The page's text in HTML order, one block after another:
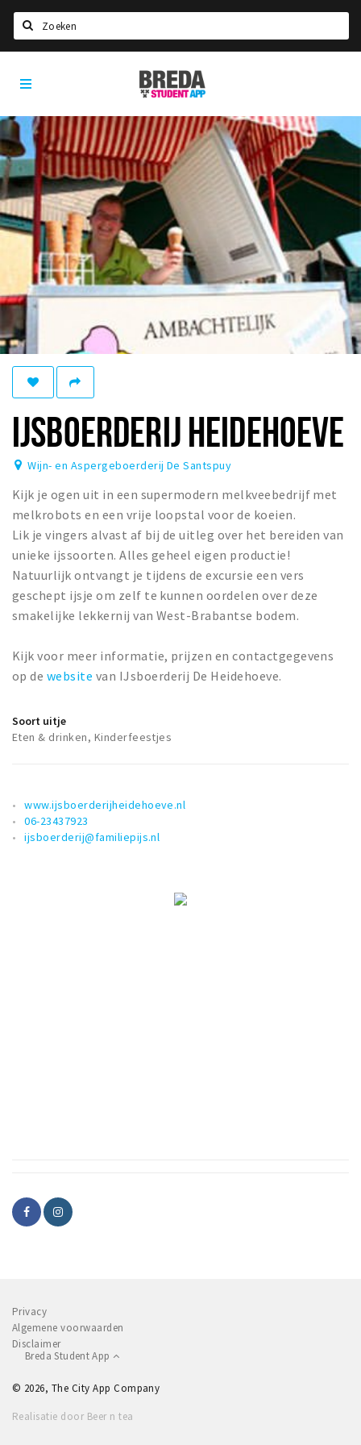
HOME
STUDEREN
Voel je thuis in Breda | GoodMood
Welkom in Breda
Studentenverenigingen
Studentenraad
Studentenroutes
New in town? Check FAQ!
WONEN
Woonruimte
Inschrijven gemeente
Zorgverzekering
Huisarts en eerste hulp
Q&A
KORTING
Breda Student Shop
Draai aan het rad!
VRIJE TIJD
Nieuws
Agenda
Musea, theaters & podia
Natuurgebieden
Party pics
Breda
Student
IJSBOERDERIJ HEIDEHOEVE
Wijn- en Aspergeboerderij De Santspuy
Kijk je ogen uit in een supermodern melkveebedrijf met
melkrobots en een vrije loopstal voor de koeien.
Lik je vingers alvast af bij de uitleg over het bereiden van
unieke ijssoorten. Alles geheel eigen productie!
Natuurlijk ontvangt je tijdens de excursie een vers
geschept ijsje om zelf te kunnen oordelen over deze
smakelijke lekkernij van West-Brabantse bodem.
Kijk voor meer informatie, prijzen en contactgegevens
op de website van IJsboerderij De Heidehoeve.
Soort uitje
Eten & drinken, Kinderfeestjes
www.ijsboerderijheidehoeve.nl
06-23437923
ijsboerderij@familiepijs.nl
Privacy
Algemene voorwaarden
Disclaimer
Breda Student App
© 2026, The City App Company
Realisatie door Beer n tea